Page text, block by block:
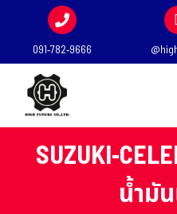
091-782-9666
SUZUKI-
น้ำมั